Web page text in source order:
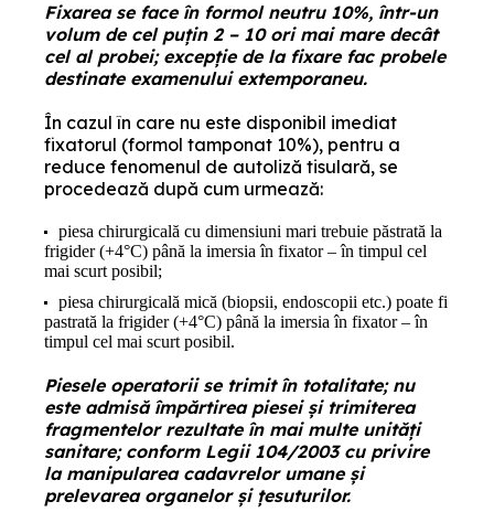
Fixarea se face în formol neutru 10%, într-un
volum de cel puțin 2 – 10 ori mai mare decât
cel al probei; excepţie de la fixare fac probele
destinate examenului extemporaneu.
În cazul în care nu este disponibil imediat
fixatorul (formol tamponat 10%), pentru a
reduce fenomenul de autoliză tisulară, se
procedează după cum urmează:
piesa chirurgicală cu dimensiuni mari trebuie păstrată la
frigider (+4°C) până la imersia în fixator – în timpul cel
mai scurt posibil;
piesa chirurgicală mică (biopsii, endoscopii etc.) poate fi
pastrată la frigider (+4°C) până la imersia în fixator – în
timpul cel mai scurt posibil.
Piesele operatorii se trimit în totalitate; nu
este admisă împărtirea piesei și trimiterea
fragmentelor rezultate în mai multe unități
sanitare; conform Legii 104/2003 cu privire
la manipularea cadavrelor umane şi
prelevarea organelor şi ţesuturilor.